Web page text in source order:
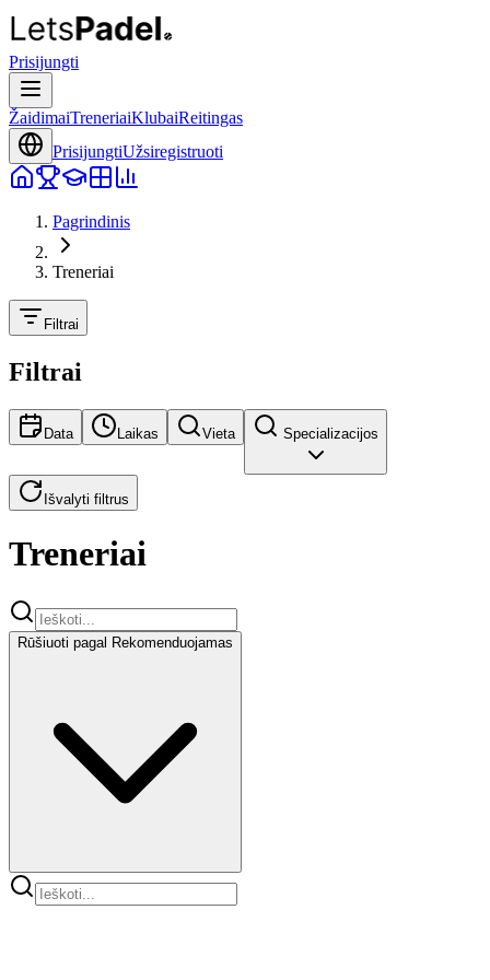
Prisijungti
ŽaidimaiTreneriaiKlubaiReitingas
PrisijungtiUžsiregistruoti
Pagrindinis
Treneriai
Filtrai
Filtrai
Data Laikas Vieta Specializacijos
Išvalyti filtrus
Treneriai
Rūšiuoti pagal Rekomenduojamas